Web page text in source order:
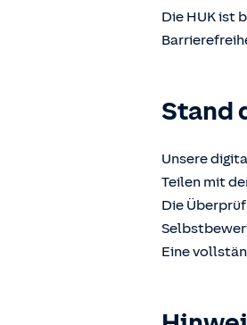
Die HUK ist
Stand
Unsere
Teilen mit
Die
Eine